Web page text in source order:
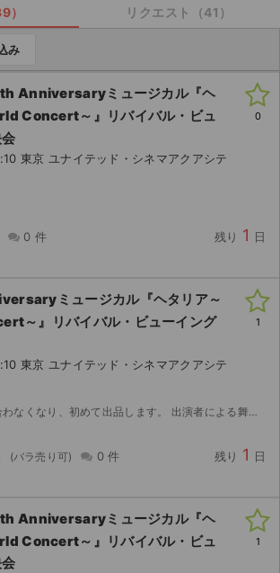
ト一覧
（国内）
（海外）
） リクエスト（41）
み
Anniversaryミュージカル『ヘ
Concert～』リバイバル・ビュ
東京 ユナイテッド・シネマアクアシテ
0 件 残り 1 日
0
ミュージカル『ヘタリア～
～』リバイバル・ビューイング
東京 ユナイテッド・シネマアクアシテ
る舞台挨拶の際に後方ドアから通路を通って舞台まで行きますので、21番がより通路に近いです。 無駄になってしまうのももったいないの...
0 件 残り 1 日
1
Anniversaryミュージカル『ヘ
Concert～』リバイバル・ビュ
1